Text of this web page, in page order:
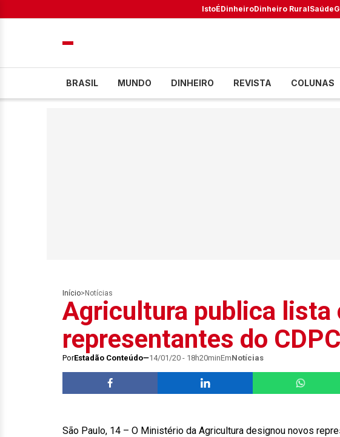
IstoÉDinheiroDinheiro RuralSaúde
BRASIL MUNDO DINHEIRO REVISTA COLUNAS
Início> Notícias
Agricultura publica lista
representantes do CDPC
PorEstadão Conteúdo 14/01/20 - 18h20minEmNotícias
São Paulo, 14 – O Ministério da Agricultura designou novos